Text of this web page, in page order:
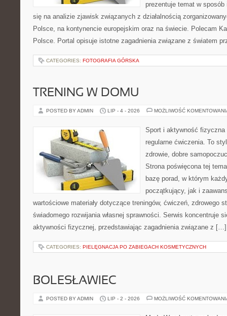
prezentuje temat w
się na analizie zjawisk związanych z działalnością
Polsce, na kontynencie europejskim oraz na świecie. Polecam
Polsce. Portal opisuje istotne zagadnienia związane z światem
CATEGORIES: FOTOGRAFIA GÓRSKA
TRENING W DOMU
POSTED BY ADMIN LIP - 4 - 2026 MOŻLIWOŚĆ
Sport i aktywność
regularne ćwiczenia. To
zdrowie, dobre
Strona poświęcona tej
bazę porad, w którym
początkujący, jak i
wartościowe materiały dotyczące treningów, ćwiczeń, zdrowego
świadomego rozwijania własnej sprawności. Serwis koncentruje
aktywności fizycznej, przedstawiając zagadnienia związane z […]
CATEGORIES: PIELĘGNACJA PO ZABIEGACH KOSMETYCZNYCH
BOLESŁAWIEC
POSTED BY ADMIN LIP - 2 - 2026 MOŻLIWOŚĆ